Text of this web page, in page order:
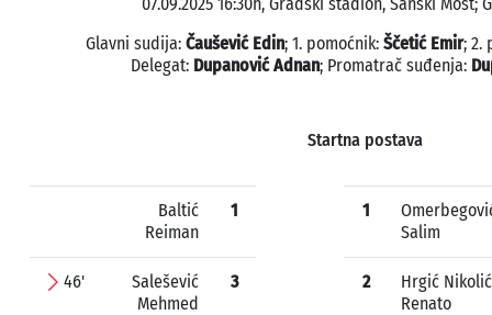
Glavni sudija: Čaušević Edin; 1. pomoćnik: Ščetić Emir; 2.
Delegat: Dupanović Adnan; Promatrač suđenja:
Startna postava
Baltić
Reiman
1
46'
Salešević
Mehmed
3
1
Salim
2
Hrgić Nikolić
Renato